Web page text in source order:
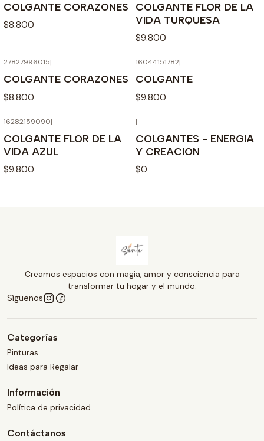
COLGANTE CORAZONES
$8.800
COLGANTE FLOR DE LA
VIDA TURQUESA
$9.800
27827996015|
COLGANTE CORAZONES
$8.800
16044151782|
COLGANTE
$9.800
16282159090|
COLGANTE FLOR DE LA
VIDA AZUL
$9.800
|
COLGANTES - ENERGIA
Y CREACION
$0
Creamos espacios con magia, amor y consciencia para
transformar tu hogar y el mundo.
Síguenos
Categorías
Pinturas
Ideas para Regalar
Información
Política de privacidad
Contáctanos